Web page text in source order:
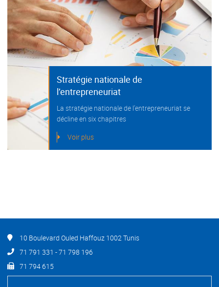
Stratégie nationale de
l’entrepreneuriat
La stratégie nationale de l’entrepreneuriat se
décline en six chapitres
Voir plus
10 Boulevard Ouled Haffouz 1002 Tunis
71 791 331 - 71 798 196
71 794 615